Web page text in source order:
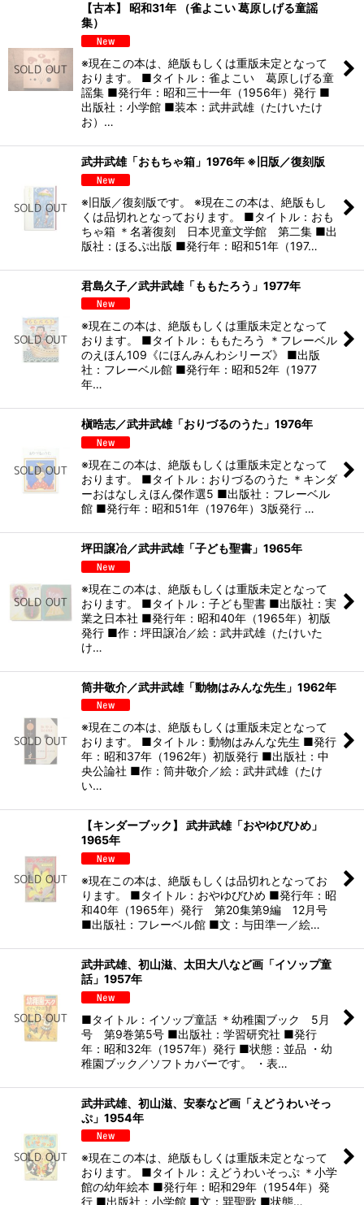
【古本】 昭和31年 （雀よこい 葛原しげる童謡
集）
※現在この本は、絶版もしくは重版未定となって
おります。 ■タイトル：雀よこい 葛原しげる童
謡集 ■発行年：昭和三十一年（1956年）発行 ■
出版社：小学館 ■装本：武井武雄（たけいたけ
お）…
武井武雄「おもちゃ箱」1976年 ※旧版／復刻版
※旧版／復刻版です。 ※現在この本は、絶版もし
くは品切れとなっております。 ■タイトル：おも
ちゃ箱 ＊名著復刻 日本児童文学館 第二集 ■出
版社：ほるぷ出版 ■発行年：昭和51年（197…
君島久子／武井武雄「ももたろう」1977年
※現在この本は、絶版もしくは重版未定となって
おります。 ■タイトル：ももたろう ＊フレーベル
のえほん109《にほんみんわシリーズ》 ■出版
社：フレーベル館 ■発行年：昭和52年（1977
年…
槇晧志／武井武雄「おりづるのうた」1976年
※現在この本は、絶版もしくは重版未定となって
おります。 ■タイトル：おりづるのうた ＊キンダ
ーおはなしえほん傑作選5 ■出版社：フレーベル
館 ■発行年：昭和51年（1976年）3版発行 …
坪田譲冶／武井武雄「子ども聖書」1965年
※現在この本は、絶版もしくは重版未定となって
おります。 ■タイトル：子ども聖書 ■出版社：実
業之日本社 ■発行年：昭和40年（1965年）初版
発行 ■作：坪田譲冶／絵：武井武雄（たけいた
け…
筒井敬介／武井武雄「動物はみんな先生」1962年
※現在この本は、絶版もしくは重版未定となって
おります。 ■タイトル：動物はみんな先生 ■発行
年：昭和37年（1962年）初版発行 ■出版社：中
央公論社 ■作：筒井敬介／絵：武井武雄（たけ
い…
【キンダーブック】 武井武雄「おやゆびひめ」
1965年
※現在この本は、絶版もしくは品切れとなってお
ります。 ■タイトル：おやゆびひめ ■発行年：昭
和40年（1965年）発行 第20集第9編 12月号
■出版社：フレーベル館 ■文：与田準一／絵…
武井武雄、初山滋、太田大八など画「イソップ童
話」1957年
■タイトル：イソップ童話 ＊幼稚園ブック 5月
号 第9巻第5号 ■出版社：学習研究社 ■発行
年：昭和32年（1957年）発行 ■状態：並品 ・幼
稚園ブック／ソフトカバーです。 ・表…
武井武雄、初山滋、安泰など画「えどうわいそっ
ぷ」1954年
※現在この本は、絶版もしくは重版未定となって
おります。 ■タイトル：えどうわいそっぷ ＊小学
館の幼年絵本 ■発行年：昭和29年（1954年）発
行 ■出版社：小学館 ■文：巽聖歌 ■状態…